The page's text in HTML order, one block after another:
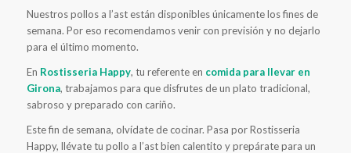
Nuestros pollos a l’ast están disponibles únicamente los fines de
semana. Por eso recomendamos venir con previsión y no dejarlo
para el último momento.
En Rostisseria Happy, tu referente en comida para llevar en
Girona, trabajamos para que disfrutes de un plato tradicional,
sabroso y preparado con cariño.
Este fin de semana, olvídate de cocinar. Pasa por Rostisseria
Happy, llévate tu pollo a l’ast bien calentito y prepárate para un